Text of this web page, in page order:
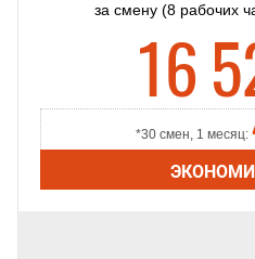
16
за смену (8 рабочих
*30 смен, 1 месяц: